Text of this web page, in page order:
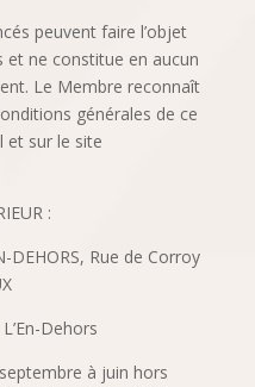
peuvent faire l’objet
et ne constitue en aucun
Le Membre reconnaît
générales de ce
et sur le site
:
DEHORS, Rue de Corroy
Dehors
à juin hors